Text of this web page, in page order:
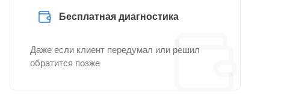
Бесплатная диагностика
Даже если клиент передумал или решил
обратится позже